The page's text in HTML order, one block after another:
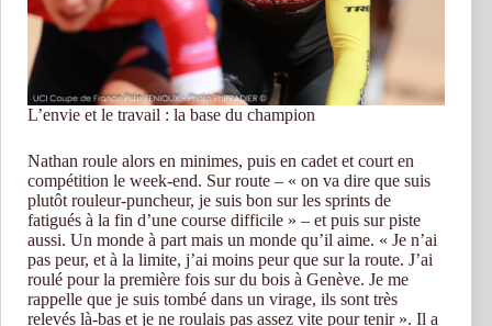
L’envie et le travail : la base du champion
Nathan roule alors en minimes, puis en cadet et court en
compétition le week-end. Sur route – « on va dire que suis
plutôt rouleur-puncheur, je suis bon sur les sprints de
fatigués à la fin d’une course difficile » – et puis sur piste
aussi. Un monde à part mais un monde qu’il aime. « Je n’ai
pas peur, et à la limite, j’ai moins peur que sur la route. J’ai
roulé pour la première fois sur du bois à Genève. Je me
rappelle que je suis tombé dans un virage, ils sont très
relevés là-bas et je ne roulais pas assez vite pour tenir ». Il a